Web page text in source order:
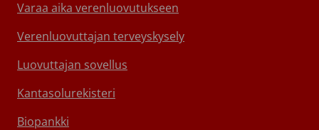
Varaa aika verenluovutukseen
Verenluovuttajan terveyskysely
Luovuttajan sovellus
Kantasolurekisteri
Biopankki